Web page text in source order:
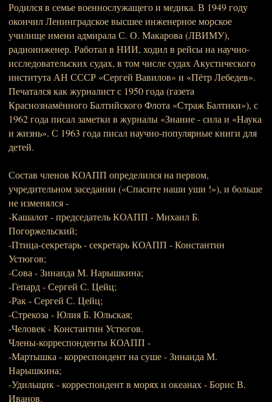
Родился в семье военнослужащего и медика. В 1949 году
окончил Ленинградское высшее инженерное морское
училище имени адмирала С. О. Макарова (ЛВИМУ),
радиоинженер. Работал в НИИ, ходил в рейсы на научно-
исследовательских судах, в том числе судах Акустического
института АН СССР «Сергей Вавилов» и «Пётр Лебедев».
Печатался как журналист с 1950 года (газета
Краснознамённого Балтийского Флота «Страж Балтики»), с
1962 года писал заметки в журналы «Знание - сила и «Наука
и жизнь». С 1963 года писал научно-популярные книги для
детей.
Состав членов КОАПП определился на первом,
учредительном заседании («Спасите наши уши !»), и больше
не изменялся -
-Кашалот - председатель КОАПП - Михаил Б.
Погоржельский;
-Птица-секретарь - секретарь КОАПП - Константин
Устюгов;
-Сова - Зинаида М. Нарышкина;
-Гепард - Сергей С. Цейц;
-Рак - Сергей С. Цейц;
-Стрекоза - Юлия Б. Юльская;
-Человек - Константин Устюгов.
Члены-корреспонденты КОАПП -
-Мартышка - корреспондент на суше - Зинаида М.
Нарышкина;
-Удильщик - корреспондент в морях и океанах - Борис В.
Иванов.